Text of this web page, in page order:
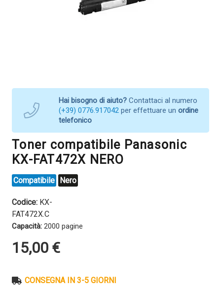
Hai bisogno di aiuto? Contattaci al numero
(+39) 0776.917042 per effettuare un ordine
telefonico
Toner compatibile Panasonic
KX-FAT472X NERO
Compatibile Nero
Codice: KX-
FAT472X.C
Capacità: 2000 pagine
15,00 €
CONSEGNA IN 3-5 GIORNI